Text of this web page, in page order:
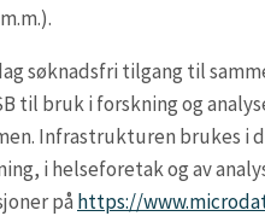
søknadsfri tilgang til
til bruk i forskning og
Infrastrukturen brukes i
i helseforetak og av
på https://